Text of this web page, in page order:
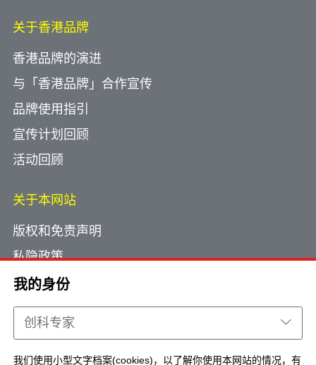
我的身份
创科专家
我们使用小型文字档案(cookies)，以了解你使用本网站的情况，有
关于香港品牌
香港品牌的演进
与「香港品牌」合作宣传
品牌使用指引
宣传计划回顾
活动回顾
关于本网站
版权和免责声明
私隐政策
使用小型文字档案
网页指南
联络我们